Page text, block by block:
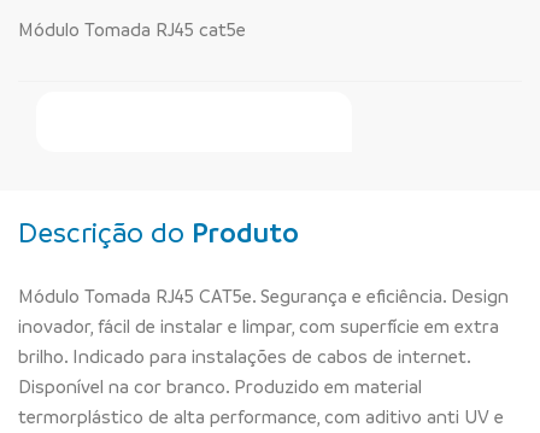
Módulo Tomada RJ45 cat5e
Descrição do Produto
Módulo Tomada RJ45 CAT5e. Segurança e eficiência. Design
inovador, fácil de instalar e limpar, com superfície em extra
brilho. Indicado para instalações de cabos de internet.
Disponível na cor branco. Produzido em material
termorplástico de alta performance, com aditivo anti UV e